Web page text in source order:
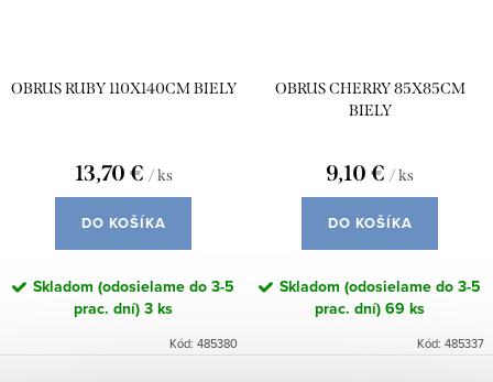
OBRUS RUBY 110X140CM BIELY
13,70 € / ks
DO KOŠÍKA
Skladom (odosielame do 3-5
prac. dní)3 ks
Kód: 485380
OBRUS CHERRY 85X85CM
BIELY
9,10 € / ks
DO KOŠÍKA
Skladom (odosielame do 3-5
prac. dní)69 ks
Kód: 485337